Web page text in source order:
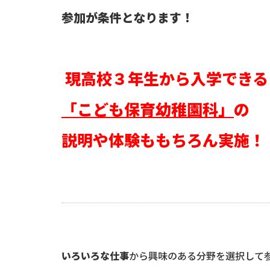
参加が条件となります！
現高校３年生から入学できる
「こども保育幼稚園科」 の
説明や体験ももちろん実施！
いろいろな仕事から興味のある分野を選択して